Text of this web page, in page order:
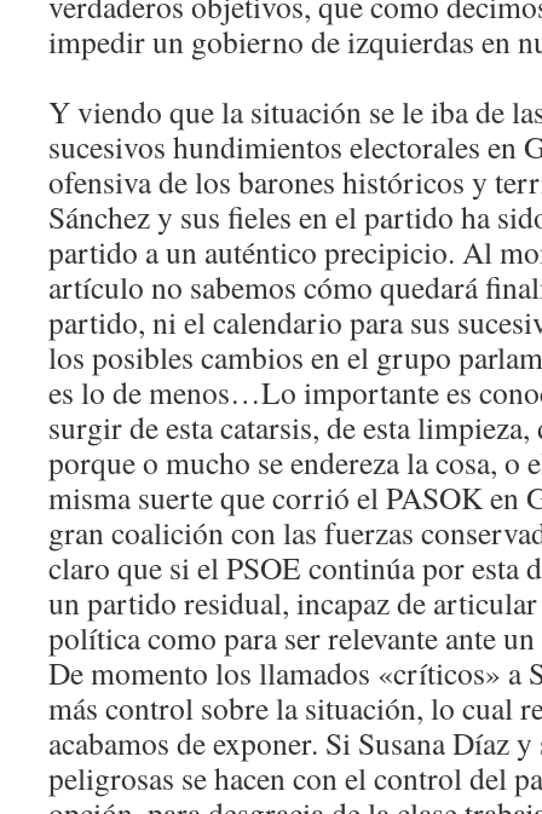
impedir un gobierno de izquierdas en
Y viendo que la situación se le iba de
sucesivos hundimientos electorales en
ofensiva de los barones históricos y
Sánchez y sus fieles en el partido ha
partido a un auténtico precipicio. Al
artículo no sabemos cómo quedará
partido, ni el calendario para sus
los posibles cambios en el grupo
es lo de menos…Lo importante es
surgir de esta catarsis, de esta
porque o mucho se endereza la cosa, o
misma suerte que corrió el PASOK en
gran coalición con las fuerzas
claro que si el PSOE continúa por esta
un partido residual, incapaz de
política como para ser relevante ante
De momento los llamados «críticos» a
más control sobre la situación, lo cual
acabamos de exponer. Si Susana Díaz y
peligrosas se hacen con el control del